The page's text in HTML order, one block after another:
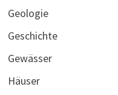
Geologie
Geschichte
Gewässer
Häuser